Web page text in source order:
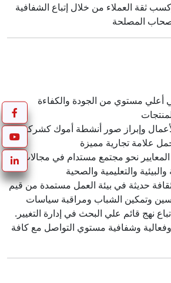
ثقة العملاء من خلال إتباع الشفافية
المصلحة
مستوي من الجودة والكفاءة
وإبراز صور أنشطة أموك كشركة
علامة تجارية مميزة
نحو مجتمع مستدام في مجالات
والبيئية والتعليمية والصحية
حديثة في بيئة العمل مستمدة من قيم
وتمكين الشباب ومراقبة سياسات
نهج قائم علي البحث في إدارة التغيير.
وشفافية مستوي التواصل مع كافة